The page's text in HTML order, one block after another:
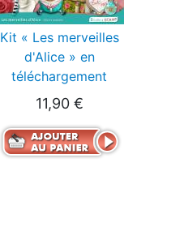
Kit « Les merveilles
d'Alice » en
téléchargement
11,90 €